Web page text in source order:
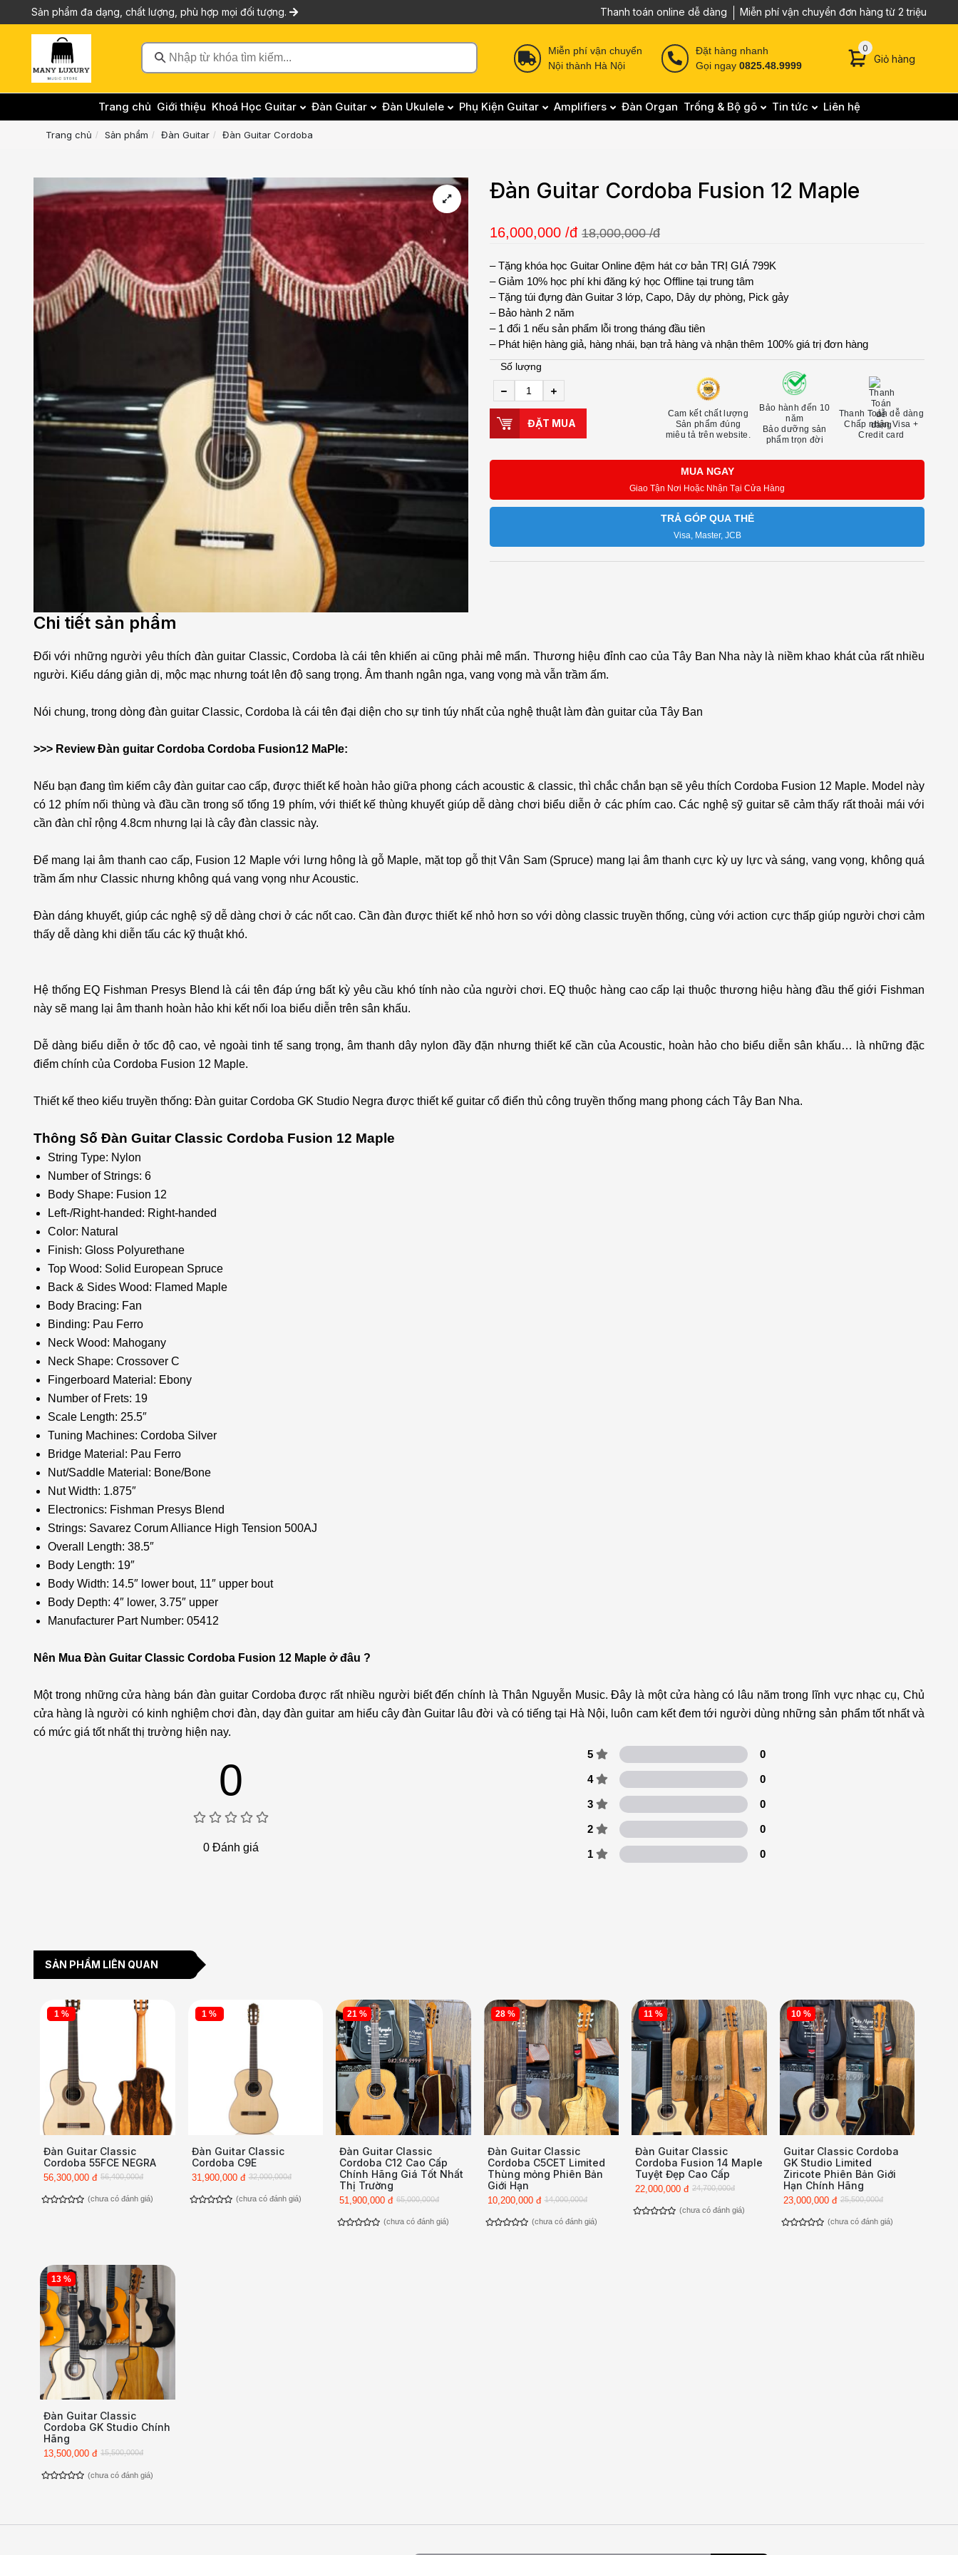
Sản phẩm đa dạng, chất lượng, phù hợp mọi đối tượng. Thanh toán online dễ dàng Miễn phí vận chuyển đơn hàng từ 2 triệu
Nhập từ khóa tìm kiếm...
Miễn phí vận chuyển
Nội thành Hà Nội
Đặt hàng nhanh
Gọi ngay0825.48.9999
00 sản phẩm trong
Giỏ hàng
Trang chủ Giới thiệu Khoá Học Guitar Đàn Guitar Đàn Ukulele Phụ Kiện Guitar Amplifiers Đàn Organ Trống & Bộ gõ Tin tức Liên hệ
Trang chủ Sản phẩm Đàn Guitar Đàn Guitar Cordoba
Đàn Guitar Cordoba Fusion 12 Maple
16,000,000 /đ 18,000,000 /đ
– Tặng khóa học Guitar Online đệm hát cơ bản TRỊ GIÁ 799K
– Giảm 10% học phí khi đăng ký học Offline tại trung tâm
– Tặng túi đựng đàn Guitar 3 lớp, Capo, Dây dự phòng, Pick gảy
– Bảo hành 2 năm
– 1 đổi 1 nếu sản phẩm lỗi trong tháng đầu tiên
– Phát hiện hàng giả, hàng nhái, bạn trả hàng và nhận thêm 100% giá trị đơn hàng
Số lượng
ĐẶT MUA
Cam kết chất lượng
Sản phẩm đúng
miêu tả trên website.
Bảo hành đến 10
năm
Bảo dưỡng sản
phẩm trọn đời
Thanh Toán dễ dàng
Chấp nhận Visa +
Credit card
MUA NGAY
Giao Tận Nơi Hoặc Nhận Tại Cửa Hàng
TRẢ GÓP QUA THẺ
Visa, Master, JCB
Chi tiết sản phẩm
Đối với những người yêu thích đàn guitar Classic, Cordoba là cái tên khiến ai cũng phải mê mẩn. Thương hiệu đỉnh cao của Tây Ban Nha này là niềm khao khát của rất nhiều
người. Kiểu dáng giản dị, mộc mạc nhưng toát lên độ sang trọng. Âm thanh ngân nga, vang vọng mà vẫn trầm ấm.
Nói chung, trong dòng đàn guitar Classic, Cordoba là cái tên đại diện cho sự tinh túy nhất của nghệ thuật làm đàn guitar của Tây Ban
>>> Review Đàn guitar Cordoba Cordoba Fusion12 MaPle:
Nếu bạn đang tìm kiếm cây đàn guitar cao cấp, được thiết kế hoàn hảo giữa phong cách acoustic & classic, thì chắc chắn bạn sẽ yêu thích Cordoba Fusion 12 Maple. Model này
có 12 phím nối thùng và đầu cần trong số tổng 19 phím, với thiết kế thùng khuyết giúp dễ dàng chơi biểu diễn ở các phím cao. Các nghệ sỹ guitar sẽ cảm thấy rất thoải mái với
cần đàn chỉ rộng 4.8cm nhưng lại là cây đàn classic này.
Để mang lại âm thanh cao cấp, Fusion 12 Maple với lưng hông là gỗ Maple, mặt top gỗ thịt Vân Sam (Spruce) mang lại âm thanh cực kỳ uy lực và sáng, vang vọng, không quá
trầm ấm như Classic nhưng không quá vang vọng như Acoustic.
Đàn dáng khuyết, giúp các nghệ sỹ dễ dàng chơi ở các nốt cao. Cần đàn được thiết kế nhỏ hơn so với dòng classic truyền thống, cùng với action cực thấp giúp người chơi cảm
thấy dễ dàng khi diễn tấu các kỹ thuật khó.
Hệ thống EQ Fishman Presys Blend là cái tên đáp ứng bất kỳ yêu cầu khó tính nào của người chơi. EQ thuộc hàng cao cấp lại thuộc thương hiệu hàng đầu thế giới Fishman
này sẽ mang lại âm thanh hoàn hảo khi kết nối loa biểu diễn trên sân khấu.
Dễ dàng biểu diễn ở tốc độ cao, vẻ ngoài tinh tế sang trọng, âm thanh dây nylon đầy đặn nhưng thiết kế cần của Acoustic, hoàn hảo cho biểu diễn sân khấu… là những đặc
điểm chính của Cordoba Fusion 12 Maple.
Thiết kế theo kiểu truyền thống: Đàn guitar Cordoba GK Studio Negra được thiết kế guitar cổ điển thủ công truyền thống mang phong cách Tây Ban Nha.
Thông Số Đàn Guitar Classic Cordoba Fusion 12 Maple
String Type: Nylon
Number of Strings: 6
Body Shape: Fusion 12
Left-/Right-handed: Right-handed
Color: Natural
Finish: Gloss Polyurethane
Top Wood: Solid European Spruce
Back & Sides Wood: Flamed Maple
Body Bracing: Fan
Binding: Pau Ferro
Neck Wood: Mahogany
Neck Shape: Crossover C
Fingerboard Material: Ebony
Number of Frets: 19
Scale Length: 25.5″
Tuning Machines: Cordoba Silver
Bridge Material: Pau Ferro
Nut/Saddle Material: Bone/Bone
Nut Width: 1.875″
Electronics: Fishman Presys Blend
Strings: Savarez Corum Alliance High Tension 500AJ
Overall Length: 38.5″
Body Length: 19″
Body Width: 14.5″ lower bout, 11″ upper bout
Body Depth: 4″ lower, 3.75″ upper
Manufacturer Part Number: 05412
Nên Mua Đàn Guitar Classic Cordoba Fusion 12 Maple ở đâu ?
Một trong những cửa hàng bán đàn guitar Cordoba được rất nhiều người biết đến chính là Thân Nguyễn Music. Đây là một cửa hàng có lâu năm trong lĩnh vực nhạc cụ, Chủ
cửa hàng là người có kinh nghiệm chơi đàn, dạy đàn guitar am hiểu cây đàn Guitar lâu đời và có tiếng tại Hà Nội, luôn cam kết đem tới người dùng những sản phẩm tốt nhất và
có mức giá tốt nhất thị trường hiện nay.
0
0Đánh giá
5 0
4 0
3 0
2 0
1 0
SẢN PHẨM LIÊN QUAN
1 %
Đàn Guitar Classic
Cordoba 55FCE NEGRA
56,400,000đ
56,300,000 đ
(chưa có đánh giá)
1 %
Đàn Guitar Classic
Cordoba C9E
32,000,000đ
31,900,000 đ
(chưa có đánh giá)
21 %
Đàn Guitar Classic
Cordoba C12 Cao Cấp
Chính Hãng Giá Tốt Nhất
Thị Trường
65,000,000đ
51,900,000 đ
(chưa có đánh giá)
28 %
Đàn Guitar Classic
Cordoba C5CET Limited
Thùng mỏng Phiên Bản
Giới Hạn
14,000,000đ
10,200,000 đ
(chưa có đánh giá)
11 %
Đàn Guitar Classic
Cordoba Fusion 14 Maple
Tuyệt Đẹp Cao Cấp
24,700,000đ
22,000,000 đ
(chưa có đánh giá)
10 %
Guitar Classic Cordoba
GK Studio Limited
Ziricote Phiên Bản Giới
Hạn Chính Hãng
25,500,000đ
23,000,000 đ
(chưa có đánh giá)
13 %
Đàn Guitar Classic
Cordoba GK Studio Chính
Hãng
15,500,000đ
13,500,000 đ
(chưa có đánh giá)